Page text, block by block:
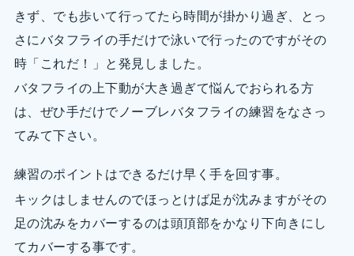
きず、でも歩いて行ってたら時間が掛かり過ぎ、とっ
さにバタフライの手だけで泳いで行ったのですがその
時「これだ！」と発見しました。
バタフライの上下動が大き過ぎて悩んでおられる方
は、ぜひ手だけでノーブレバタフライの練習をなさっ
てみて下さい。
練習のポイントはできるだけ早く手を回す事。
キックはしませんのでほっとけば足が沈みますがその
足の沈みをカバーするのは頭頂部をかなり下向きにし
てカバーする事です。